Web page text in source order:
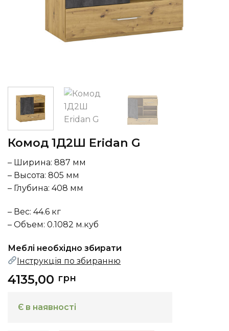
Комод 1Д2Ш Eridan G
– Ширина: 887 мм
– Высота: 805 мм
– Глубина: 408 мм
– Вес: 44.6 кг
– Объем: 0.1082 м.куб
Меблі необхідно збирати
Інструкція по збиранню
4135,00 грн
Є в наявності